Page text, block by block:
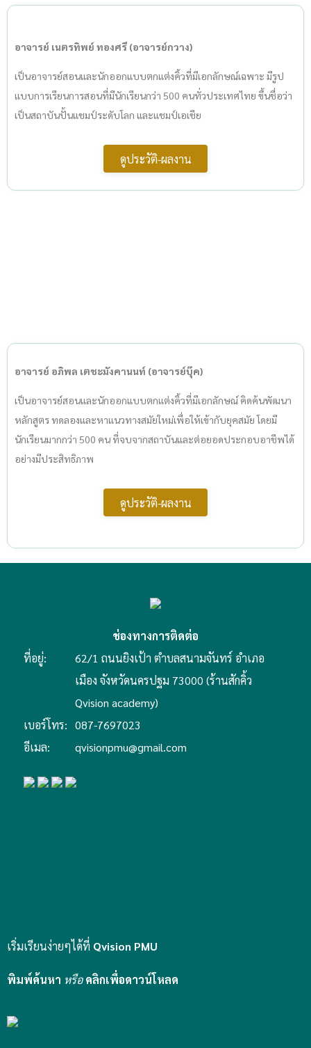
อาจารย์ เนตรทิพย์ ทองศรี (อาจารย์กวาง)
เป็นอาจารย์สอนและนักออกแบบตกแต่งคิ้วที่มีเอกลักษณ์เฉพาะ มีรูป
แบบการเรียนการสอนที่มีนักเรียนกว่า 500 คนทั่วประเทศไทย ขึ้นชื่อว่า
เป็นสถาบันปั้นแชมป์ระดับโลก และแชมป์เอเชีย
ดูประวัติ-ผลงาน
อาจารย์ อภิพล เตชะมังคานนท์ (อาจารย์บุ๊ค)
เป็นอาจารย์สอนและนักออกแบบตกแต่งคิ้วที่มีเอกลักษณ์ คิดค้นพัฒนา
หลักสูตร ทดลองและหาแนวทางสมัยใหม่เพื่อให้เข้ากับยุคสมัย โดยมี
นักเรียนมากกว่า 500 คน ที่จบจากสถาบันและต่อยอดประกอบอาชีพได้
อย่างมีประสิทธิภาพ
ดูประวัติ-ผลงาน
ช่องทางการติดต่อ
ที่อยู่:
62/1 ถนนยิงเป้า ตำบลสนามจันทร์ อำเภอ
เมือง จังหวัดนครปฐม 73000 (ร้านสักคิ้ว
Qvision academy)
เบอร์โทร: 087-7697023
อีเมล:
qvisionpmu@gmail.com
เริ่มเรียนง่ายๆได้ที่ Qvision PMU
พิมพ์ค้นหา หรือ คลิกเพื่อดาวน์โหลด